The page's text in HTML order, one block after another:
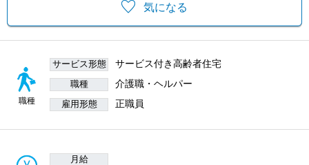
気になる
職種
サービス形態 サービス付き高齢者住宅
職種 介護職・ヘルパー
雇用形態 正職員
月給